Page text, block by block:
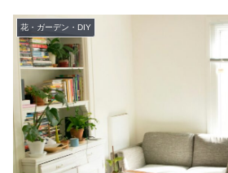
花・ガーデン・DIY